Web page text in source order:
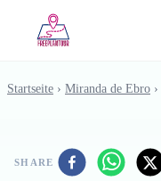
Startseite › Miranda de Ebro ›
SHARE